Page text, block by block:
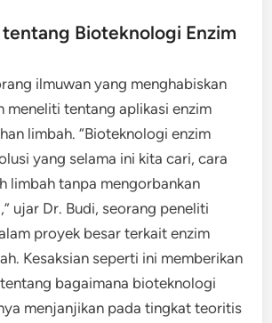
Bioteknologi Enzim
ilmuwan yang menghabiskan
meneliti tentang aplikasi enzim
limbah. “Bioteknologi enzim
yang selama ini kita cari, cara
limbah tanpa mengorbankan
ujar Dr. Budi, seorang peneliti
proyek besar terkait enzim
Kesaksian seperti ini memberikan
bagaimana bioteknologi
menjanjikan pada tingkat teoritis